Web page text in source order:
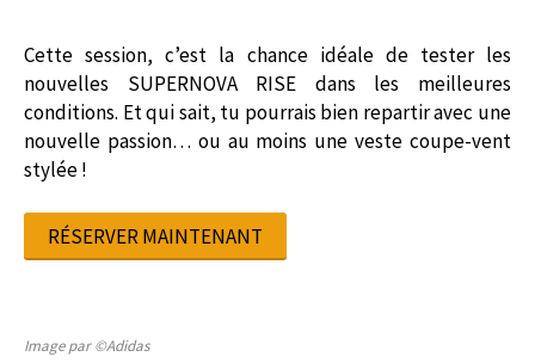
Cette session, c’est la chance idéale de tester les
nouvelles SUPERNOVA RISE dans les meilleures
conditions. Et qui sait, tu pourrais bien repartir avec une
nouvelle passion… ou au moins une veste coupe-vent
stylée !
RÉSERVER MAINTENANT
Image par ©Adidas